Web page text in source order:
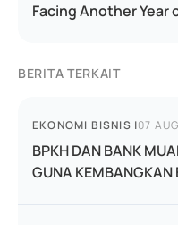
Facing Another Year
BERITA TERKAIT
EKONOMI BISNIS |07
BPKH DAN BANK
GUNA KEMBANGKAN